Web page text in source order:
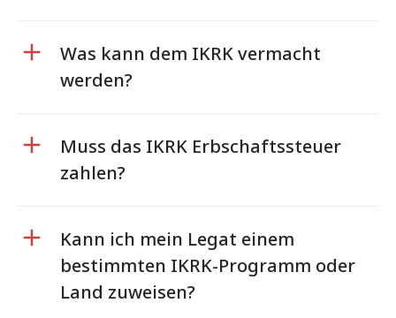
Was kann dem IKRK vermacht
werden?
Muss das IKRK Erbschaftssteuer
zahlen?
Kann ich mein Legat einem
bestimmten IKRK-Programm oder
Land zuweisen?